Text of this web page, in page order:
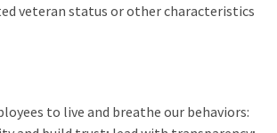
veteran status or other characteristics
to live and breathe our behaviors: